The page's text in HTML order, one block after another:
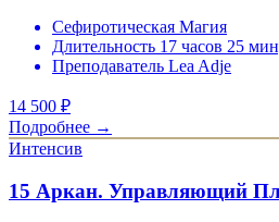
Сефиротическая Магия
Длительность 17 часов 25
Преподаватель Lea Adje
14 500 ₽
Подробнее →
Интенсив
15 Аркан. Управляющий